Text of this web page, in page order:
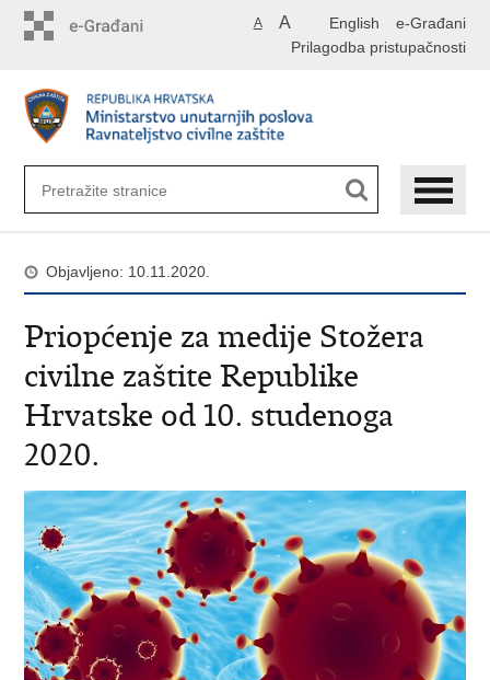
English e-Građani
A A
Prilagodba pristupačnosti
Objavljeno: 10.11.2020.
Priopćenje za medije Stožera
civilne zaštite Republike
Hrvatske od 10. studenoga
2020.